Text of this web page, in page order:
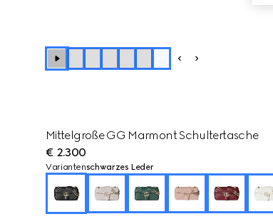
Mittelgroße GG Marmont Schultertasche
€ 2.300
Variantenschwarzes Leder